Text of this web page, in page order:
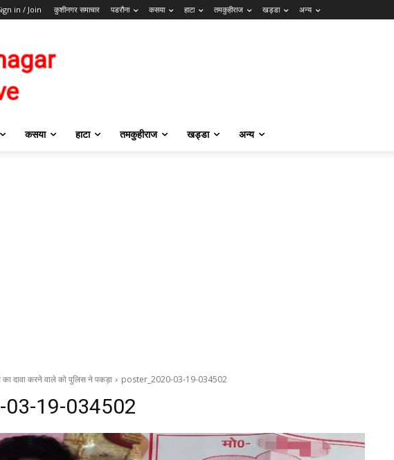
in / Join कुशीनगर समाचार पडरौना कसया हाटा तमकुहीराज खड्डा अन्य
कसया हाटा तमकुहीराज खड्डा अन्य
दावा करने वाले को पुलिस ने पकड़ा poster_2020-03-19-034502
19-034502